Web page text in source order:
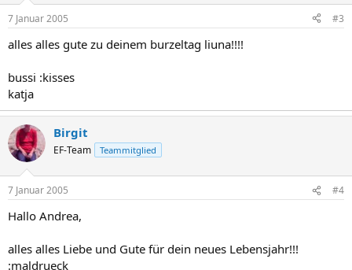
7 Januar 2005 #3
alles alles gute zu deinem burzeltag liuna!!!!
bussi :kisses
katja
Birgit
EF-Team Teammitglied
7 Januar 2005 #4
Hallo Andrea,
alles alles Liebe und Gute für dein neues Lebensjahr!!!
:maldrueck